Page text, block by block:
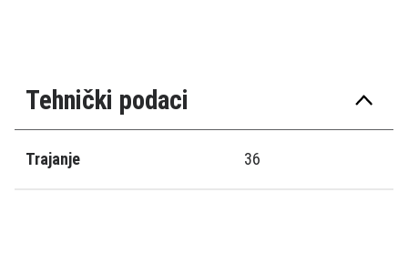
Tehnički podaci
Trajanje 36